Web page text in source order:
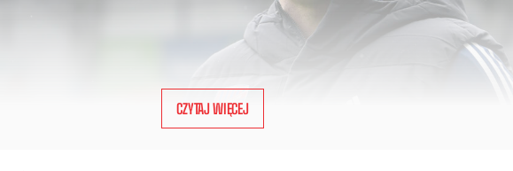
CZYTAJ WIĘCEJ